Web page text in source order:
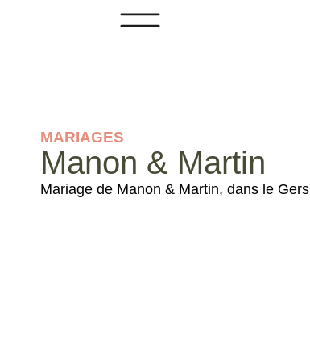
MARIAGES
Manon & Martin
Mariage de Manon & Martin, dans le Gers